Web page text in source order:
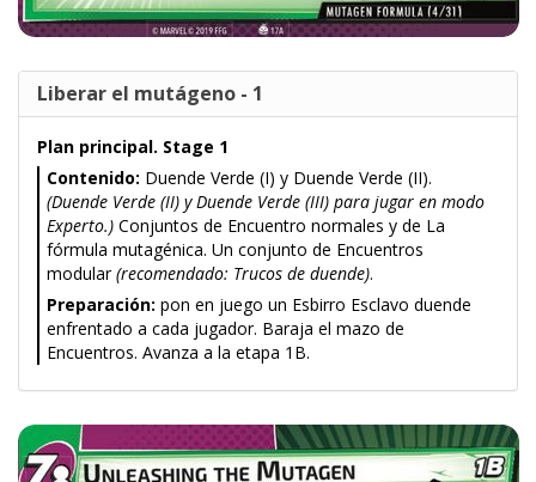
Liberar el mutágeno - 1
Plan principal. Stage 1
Contenido: Duende Verde (I) y Duende Verde (II).
(Duende Verde (II) y Duende Verde (III) para jugar en modo
Experto.) Conjuntos de Encuentro normales y de La
fórmula mutagénica. Un conjunto de Encuentros
modular(recomendado: Trucos de duende).
Preparación: pon en juego un Esbirro Esclavo duende
enfrentado a cada jugador. Baraja el mazo de
Encuentros. Avanza a la etapa 1B.